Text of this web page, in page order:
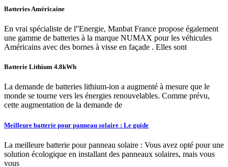
Batteries Américaine
En vrai spécialiste de l''Energie, Manbat France propose également
une gamme de batteries à la marque NUMAX pour les véhicules
Américains avec des bornes à visse en façade . Elles sont
Batterie Lithium 4.8kWh
La demande de batteries lithium-ion a augmenté à mesure que le
monde se tourne vers les énergies renouvelables. Comme prévu,
cette augmentation de la demande de
Meilleure batterie pour panneau solaire : Le guide
La meilleure batterie pour panneau solaire : Vous avez opté pour une
solution écologique en installant des panneaux solaires, mais vous
vous